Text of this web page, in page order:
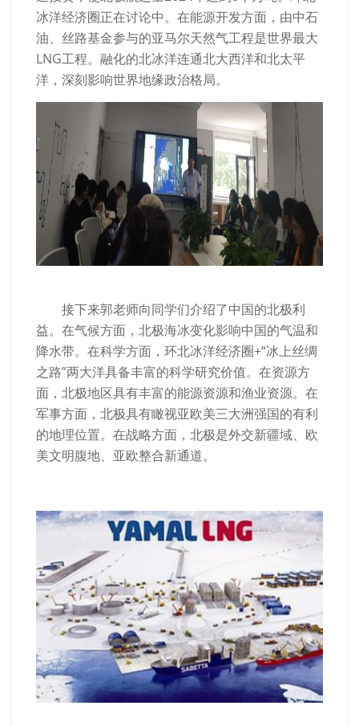
冰洋经济圈正在讨论中。在能源开发方面，由中石
油、丝路基金参与的亚马尔天然气工程是世界最大
LNG工程。融化的北冰洋连通北大西洋和北太平
洋，深刻影响世界地缘政治格局。
接下来郭老师向同学们介绍了中国的北极利
益。在气候方面，北极海冰变化影响中国的气温和
降水带。在科学方面，环北冰洋经济圈+“冰上丝绸
之路”两大洋具备丰富的科学研究价值。在资源方
面，北极地区具有丰富的能源资源和渔业资源。在
军事方面，北极具有瞰视亚欧美三大洲强国的有利
的地理位置。在战略方面，北极是外交新疆域、欧
美文明腹地、亚欧整合新通道。